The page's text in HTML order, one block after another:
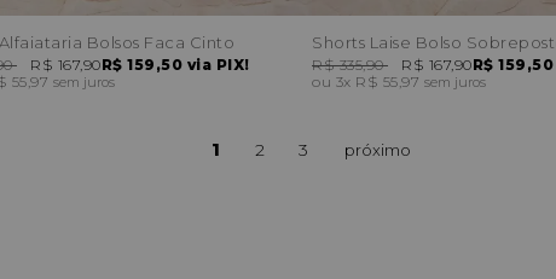
Bolsos Faca Cinto
R$ 159,50 via PIX!
R$ 167,90
55,97 sem juros
Shorts Laise Bolso
R$ 159,50
R$ 335,90
R$ 167,90
3x R$ 55,97 sem juros
1 2 3